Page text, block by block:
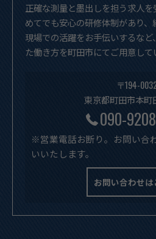
正確な測量と墨出しを担う求人
めてでも安心の研修体制があり
現場での活躍をお手伝いするな
た働き方を町田市にてご用意して
〒194-
東京都町田市本町
090-
※営業電話お断り。お問い合
いいたします。
お問い合わせは